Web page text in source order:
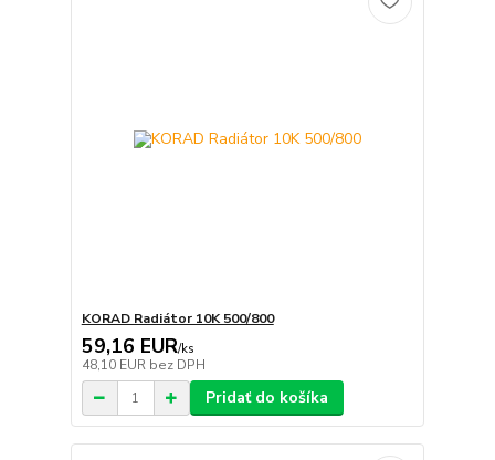
KORAD Radiátor 10K 500/800
59,16 EUR/ks
48,10 EUR bez DPH
Pridať do košíka